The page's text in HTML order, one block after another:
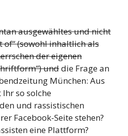
ausgewähltes und nicht
of“ (sowohl inhaltlich als
der eigenen
unddie Frage an
München: Aus
so solche
und rassistischen
Facebook-Seite stehen?
eine Plattform?